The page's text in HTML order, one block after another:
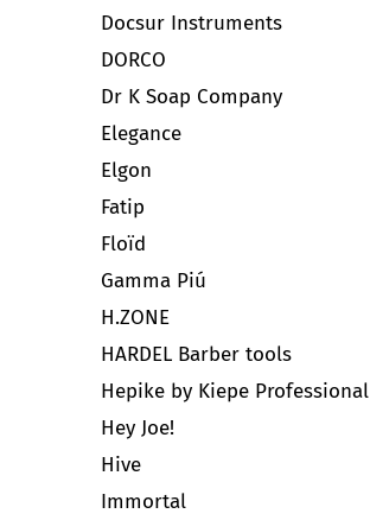
Docsur Instruments
DORCO
Dr K Soap Company
Elegance
Elgon
Fatip
Floïd
Gamma Piú
H.ZONE
HARDEL Barber tools
Hepike by Kiepe Professional
Hey Joe!
Hive
Immortal